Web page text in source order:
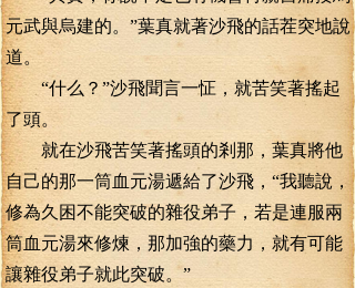
元武與烏建的。”葉真就著沙飛的話茬突地說
道。
“什么？”沙飛聞言一怔，就苦笑著搖起
了頭。
就在沙飛苦笑著搖頭的剎那，葉真將他
自己的那一筒血元湯遞給了沙飛，“我聽說，
修為久困不能突破的雜役弟子，若是連服兩
筒血元湯來修煉，那加強的藥力，就有可能
讓雜役弟子就此突破。”